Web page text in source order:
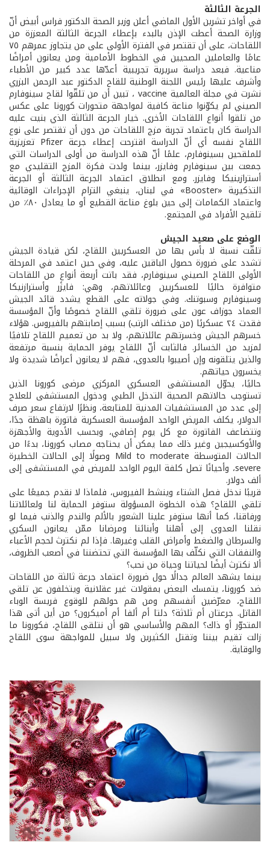
الجرعة الثالثة
في أواخر تشرين الأول الماضي أعلن وزير الصحة الدكتور فراس أبيض أنّ
وزارة الصحة أعطت الإذن بالبدء بإعطاء الجرعة الثالثة المعززة من
اللقاحات، على أن تقتصر في الفترة الأولى على من يتجاوز عمرهم ٧٥
عامًا والعاملين الصحيين في الخطوط الأمامية ومن يعانون أمراضًا
مناعية. فبعد دراسة سريرية تجريبية أعدّها عدد كبير من الأطباء
وأشرف عليها رئيس اللجنة الوطنية للقاح الدكتور عبد الرحمن البزري
نشرت في مجلة العالمية vaccine ، تبين أن من تلقّوا لقاح سينوفارم
الصيني لم يكوّنوا مناعة كافية لمواجهة متحورات كورونا على عكس
من تلقوا أنواع اللقاحات الأخرى. خيار الجرعة الثالثة الذي بنيت عليه
الدراسة كان باعتماد تجربة مزج اللقاحات من دون أن تقتصر على نوع
اللقاح نفسه أي أنّ الدراسة اقترحت إعطاء جرعة Pfizer تعزيزية
للملقحين بسينوفارم، علمًا أنّ هذه الدراسة من أولى الدراسات التي
جمعت بين سينوفارم وفايزر، بينما ولدت فكرة المزج التقليدي مع
أسترازينيكا وفايزر. ومع انطلاق اعتماد الجرعة الثالثة أو الجرعة
التذكيرية «Booster» في لبنان، ينبغي التزام الإجراءات الوقائية
واعتماد الكمامات إلى حين بلوغ مناعة القطيع أو ما يعادل ٨٠٪ من
تلقيح الأفراد في المجتمع.
الوضع على صعيد الجيش
تلقّت نسبة لا بأس بها من العسكريين اللقاح، لكن قيادة الجيش
تشدد على ضرورة حصول الباقين عليه، وفي حين اعتمد في المرحلة
الأولى اللقاح الصيني سينوفارم، فقد باتت أربعة أنواعٍ من اللقاحات
متوافرة حاليًا للعسكريين وعائلاتهم، وهي: فايزر وأسترازنيكا
وسينوفارم وسبوتنك. وفي جولاته على القطع يشدد قائد الجيش
العماد جوزاف عون على ضرورة تلقي اللقاح خصوصًا وأنّ المؤسسة
فقدت ٢٤ عسكريًا (من مختلف الرتب) بسبب إصابتهم بالفيروس. هؤلاء
خسرهم الجيش وخسرتهم عائلاتهم، ولا بد من تعميم اللقاح تلافيًا
لمزيد من الخسائر. فالثابت أنّ اللقاح يوفر الحماية بنسبة مرتفعة
والذين يتلقونه وإن أصيبوا بالعدوى، فهم لا يعانون أعراضًا شديدة ولا
يخسرون حياتهم.
حاليًا، يحوّل المستشفى العسكري المركزي مرضى كورونا الذين
تستوجب حالاتهم الصحية التدخل الطبي ودخول المستشفى للعلاج
إلى عدد من المستشفيات المدنية للمتابعة، ونظرًا لارتفاع سعر صرف
الدولار، يكلف المريض الواحد المؤسسة العسكرية فاتورة باهظة جدًا،
وتتضاعف الفاتورة مع كل يوم إضافي، وبحسب الأدوية والأجهزة
والأوكسيجين وغير ذلك مما يمكن أن يحتاجه مصاب كورونا، بدءًا من
الحالات المتوسطة Mild to moderate وصولًا إلى الحالات الخطيرة
severe، وأحيانًا تصل كلفة اليوم الواحد للمريض في المستشفى إلى
ألف دولار.
قريبًا ندخل فصل الشتاء وينشط الفيروس، فلماذا لا نقدم جميعًا على
تلقي اللقاح؟ هذه الخطوة المسؤولة ستوفر الحماية لنا ولعائلاتنا
ورفاقنا، كما أنها ستوفر علينا الشعور بالألم والندم والذنب فيما لو
نقلنا العدوى إلى أهلنا وأبنائنا ومرضانا ممّن يعانون السكري
والسرطان والضغط وأمراض القلب وغيرها. فإذا لم نكترث لحجم الأعباء
والنفقات التي نكلّف بها المؤسسة التي تحتضننا في أصعب الظروف،
ألا نكترث أيضًا لحياتنا وحياة من نحب؟
بينما يشهد العالم جدالًا حول ضرورة اعتماد جرعة ثالثة من اللقاحات
ضد كورونا، يتمسك البعض بمقولات غير عقلانية ويتخلفون عن تلقي
اللقاح، معرّضين أنفسهم ومن هم حولهم للوقوع فريسة الوباء
القاتل. جرعتان أم ثلاثة؟ دلتا أم ألفا أم أميكرون؟ من أين أتى هذا
المتحوّر أو ذاك؟ المهم والأساسي هو أن نتلقى اللقاح، فكورونا ما
زالت تقيم بيننا وتقتل الكثيرين ولا سبيل للمواجهة سوى اللقاح
والوقاية.